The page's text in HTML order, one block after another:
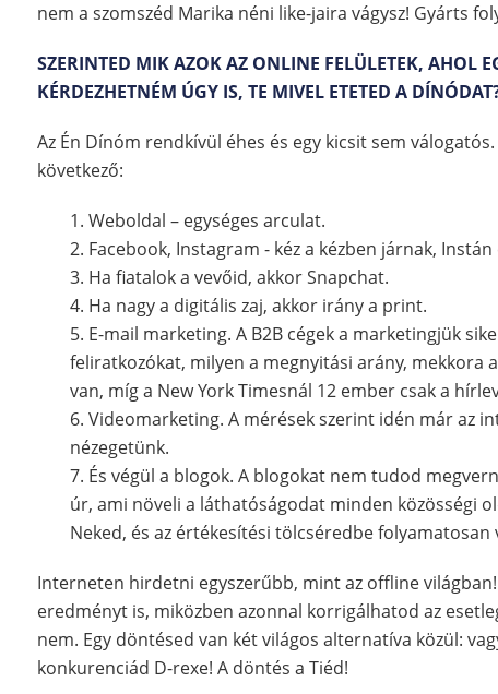
nem a szomszéd Marika néni like-jaira vágysz! Gyárts
SZERINTED MIK AZOK AZ ONLINE FELÜLETEK, AHOL
KÉRDEZHETNÉM ÚGY IS, TE MIVEL ETETED A
Az Én Dínóm rendkívül éhes és egy kicsit sem
következő:
1. Weboldal – egységes arculat.
2. Facebook, Instagram - kéz a kézben járnak,
3. Ha fiatalok a vevőid, akkor Snapchat.
4. Ha nagy a digitális zaj, akkor irány a print.
5. E-mail marketing. A B2B cégek a marketingjük
feliratkozókat, milyen a megnyitási arány, mekkora
van, míg a New York Timesnál 12 ember csak a
6. Videomarketing. A mérések szerint idén már az
nézegetünk.
7. És végül a blogok. A blogokat nem tudod
úr, ami növeli a láthatóságodat minden közösségi
Neked, és az értékesítési tölcséredbe folyamatosan
Interneten hirdetni egyszerűbb, mint az offline
eredményt is, miközben azonnal korrigálhatod az
nem. Egy döntésed van két világos alternatíva közül:
konkurenciád D-rexe! A döntés a Tiéd!